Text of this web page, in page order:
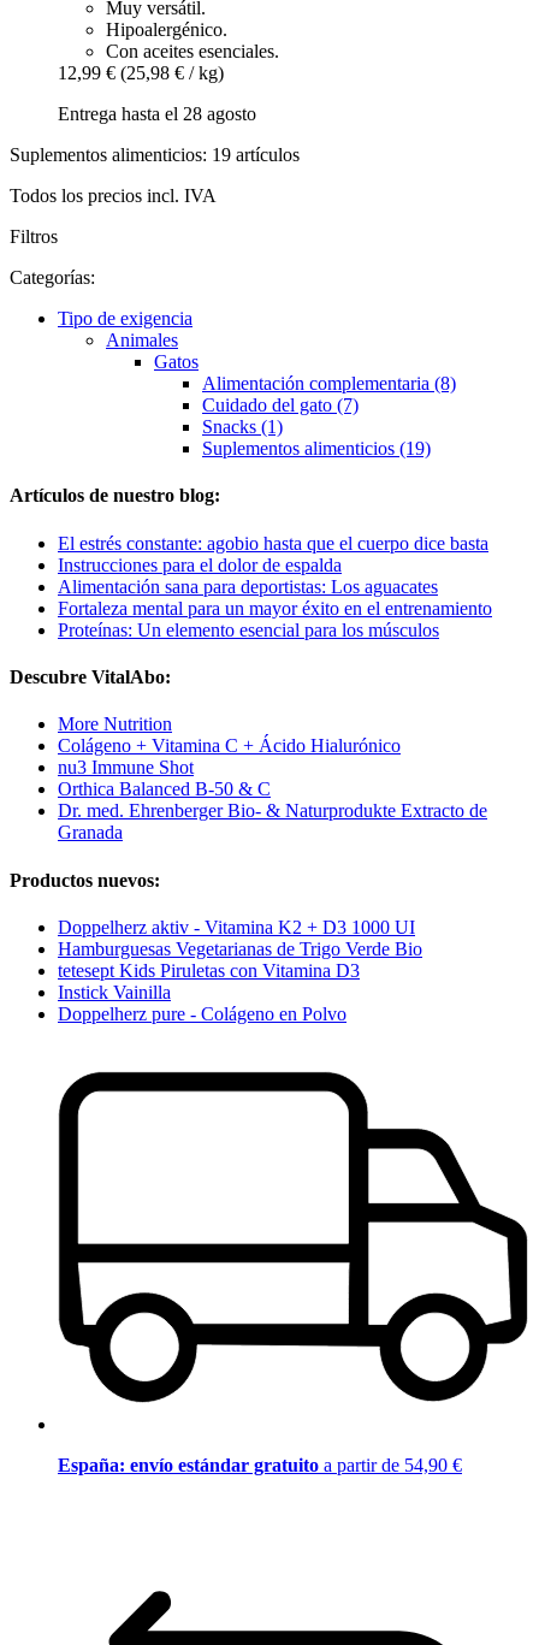
Muy versátil.
Hipoalergénico.
Con aceites esenciales.
12,99 € (25,98 € / kg)
Entrega hasta el 28 agosto
Suplementos alimenticios: 19 artículos
Todos los precios incl. IVA
Filtros
Categorías:
Tipo de exigencia
Animales
Gatos
Alimentación complementaria (8)
Cuidado del gato (7)
Snacks (1)
Suplementos alimenticios (19)
Artículos de nuestro blog:
El estrés constante: agobio hasta que el cuerpo dice basta
Instrucciones para el dolor de espalda
Alimentación sana para deportistas: Los aguacates
Fortaleza mental para un mayor éxito en el entrenamiento
Proteínas: Un elemento esencial para los músculos
Descubre VitalAbo:
More Nutrition
Colágeno + Vitamina C + Ácido Hialurónico
nu3 Immune Shot
Orthica Balanced B-50 & C
Dr. med. Ehrenberger Bio- & Naturprodukte Extracto de
Granada
Productos nuevos:
Doppelherz aktiv - Vitamina K2 + D3 1000 UI
Hamburguesas Vegetarianas de Trigo Verde Bio
tetesept Kids Piruletas con Vitamina D3
Instick Vainilla
Doppelherz pure - Colágeno en Polvo
España: envío estándar gratuito a partir de 54,90 €